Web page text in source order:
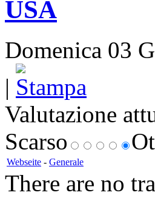
USA
Domenica 03
|
Valutazione
Scarso
Webseite - Generale
There are no